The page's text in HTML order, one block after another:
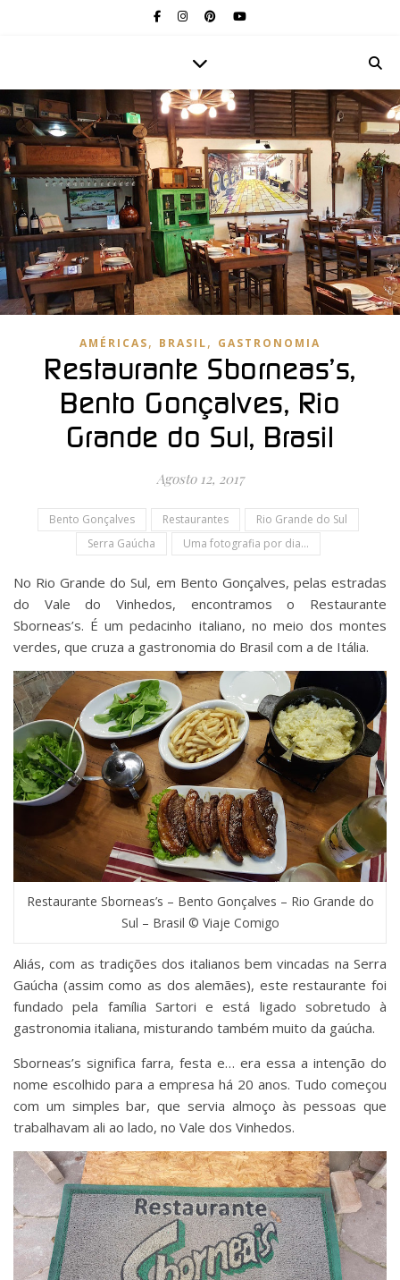
AMÉRICAS, BRASIL, GASTRONOMIA
Restaurante Sborneas’s,
Bento Gonçalves, Rio
Grande do Sul, Brasil
Agosto 12, 2017
Bento Gonçalves Restaurantes
Rio Grande do Sul
Serra Gaúcha
Uma fotografia por dia...
No Rio Grande do Sul, em Bento Gonçalves, pelas estradas
do Vale do Vinhedos, encontramos o Restaurante
Sborneas’s. É um pedacinho italiano, no meio dos montes
verdes, que cruza a gastronomia do Brasil com a de Itália.
Restaurante Sborneas’s – Bento Gonçalves – Rio Grande do
Sul – Brasil © Viaje Comigo
Aliás, com as tradições dos italianos bem vincadas na Serra
Gaúcha (assim como as dos alemães), este restaurante foi
fundado pela família Sartori e está ligado sobretudo à
gastronomia italiana, misturando também muito da gaúcha.
Sborneas’s significa farra, festa e… era essa a intenção do
nome escolhido para a empresa há 20 anos. Tudo começou
com um simples bar, que servia almoço às pessoas que
trabalhavam ali ao lado, no Vale dos Vinhedos.